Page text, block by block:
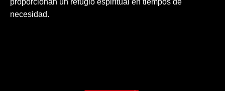
proporcionan un refugio espiritual en tiempos de
necesidad.